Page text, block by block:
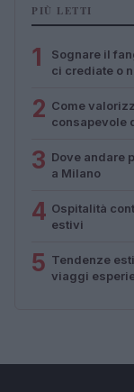
PIÙ LETTI
1
Sognare il
ci crediate o
2 Come
consapevole
3 Dove andare
a Milano
4 Ospitalità
estivi
5 Tendenze
viaggi